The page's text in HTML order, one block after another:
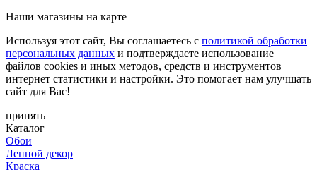
Наши магазины на карте
Используя этот сайт, Вы соглашаетесь с политикой обработки
персональных данных и подтверждаете использование
файлов cookies и иных методов, средств и инструментов
интернет статистики и настройки. Это помогает нам улучшать
сайт для Вас!
принять
Каталог
Обои
Лепной декор
Краска